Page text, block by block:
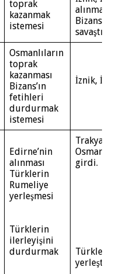
toprak
kazanmak
istemesi
alınması
Bizans ile
savaştır
Osmanlıların
toprak
kazanması
Bizans’ın
fetihleri
durdurmak
istemesi
İznik, İzmit
Edirne’nin
alınması
Türklerin
Rumeliye
yerleşmesi
Türklerin
ilerleyişini
durdurmak
Trakya
Osmanlı
girdi.
Türkler
yerleşti.